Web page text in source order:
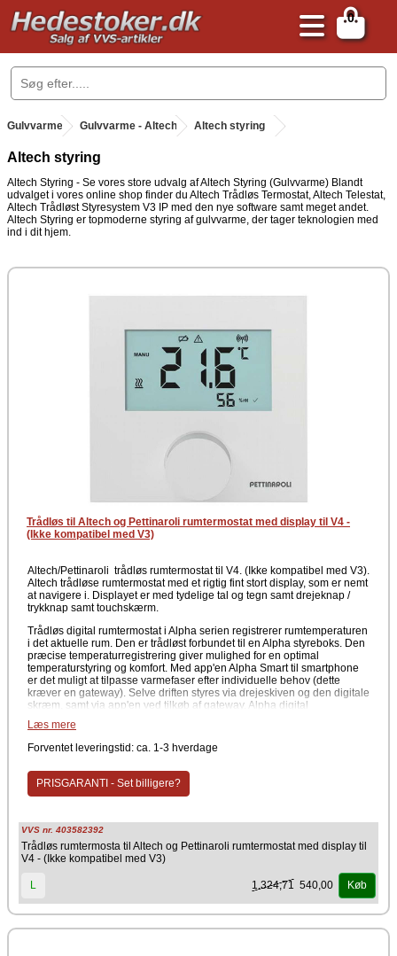
0
.
Gulvvarme . Gulvvarme - Altech . Altech styring
Altech styring
Altech Styring - Se vores store udvalg af Altech Styring (Gulvvarme) Blandt
udvalget i vores online shop finder du Altech Trådløs Termostat, Altech Telestat,
Altech Trådløst Styresystem V3 IP med den nye software samt meget andet.
Altech Styring er topmoderne styring af gulvvarme, der tager teknologien med
ind i dit hjem.
Trådløs til Altech og Pettinaroli rumtermostat med display til V4 -
(Ikke kompatibel med V3)
Altech/Pettinaroli trådløs rumtermostat til V4. (Ikke kompatibel med V3).
Altech trådløse rumtermostat med et rigtig fint stort display, som er nemt
at navigere i. Displayet er med tydelige tal og tegn samt drejeknap /
trykknap samt touchskærm.
Trådløs digital rumtermostat i Alpha serien registrerer rumtemperaturen
i det aktuelle rum. Den er trådløst forbundet til en Alpha styreboks. Den
præcise temperaturregistrering giver mulighed for en optimal
temperaturstyring og komfort. Med app'en Alpha Smart til smartphone
er det muligt at tilpasse varmefaser efter individuelle behov (dette
kræver en gateway). Selve driften styres via drejeskiven og den digitale
skræm, samt via app'en ved tilkøb af gateway. Alpha digital
rumtermostat kommer i et moderne design.
Data
230 V
Producent
Pettinaroli
Læs mere
Forventet leveringstid: ca. 1-3 hverdage
PRISGARANTI - Set billigere?
VVS nr. 403582392
Trådløs rumtermosta til Altech og Pettinaroli rumtermostat med display til
V4 - (Ikke kompatibel med V3)
L 1.324,71 540,00 Køb